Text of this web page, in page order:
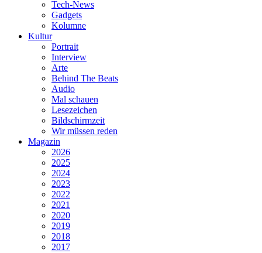
Tech-News
Gadgets
Kolumne
Kultur
Portrait
Interview
Arte
Behind The Beats
Audio
Mal schauen
Lesezeichen
Bildschirmzeit
Wir müssen reden
Magazin
2026
2025
2024
2023
2022
2021
2020
2019
2018
2017